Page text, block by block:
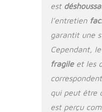
mousse pour
à une
en forme de
retirer et à
a un
laver la
inquiéter de ne
dans la
pouvoir le
est
l’entretien
garantit une
Cependant,
fragileet les
qui peut être
est perçu